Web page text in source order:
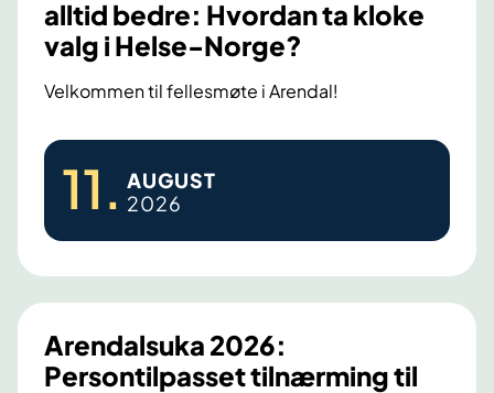
e
r
k
t
alltid bedre: Hvordan ta kloke
valg i Helse-Norge?
Velkommen til fellesmøte i Arendal!
A
n
d
a
s
11. AUGUST
2026
Arendalsuka 2026:
Persontilpasset tilnærming til